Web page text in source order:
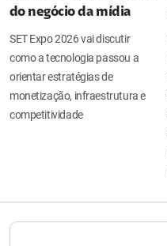
do negócio da mídia
SET Expo 2026 vai discutir
como a tecnologia passou a
orientar estratégias de
monetização, infraestrutura e
competitividade